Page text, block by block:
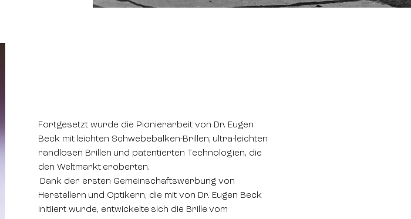
Fortgesetzt wurde die Pionierarbeit von Dr. Eugen
Beck mit leichten Schwebebalken-Brillen, ultra-leichten
randlosen Brillen und patentierten Technologien, die
den Weltmarkt eroberten.
Dank der ersten Gemeinschaftswerbung von
Herstellern und Optikern, die mit von Dr. Eugen Beck
initiiert wurde, entwickelte sich die Brille vom